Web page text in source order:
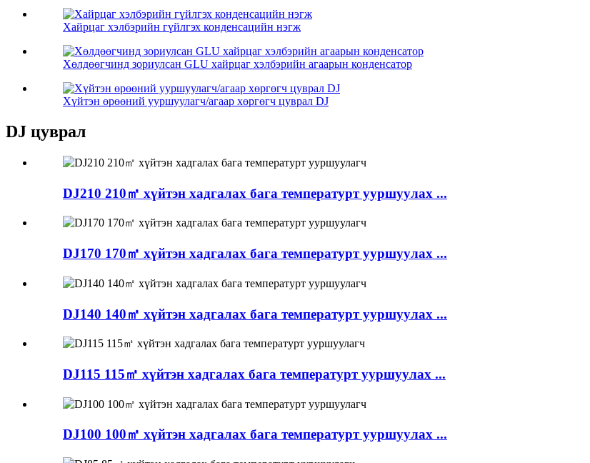
Хайрцаг хэлбэрийн гүйлгэх конденсацийн нэгж
Хөлдөөгчинд зориулсан GLU хайрцаг хэлбэрийн агаарын конденсатор
Хүйтэн өрөөний ууршуулагч/агаар хөргөгч цуврал DJ
DJ цуврал
DJ210 210㎡ хүйтэн хадгалах бага температурт ууршуулах ...
DJ170 170㎡ хүйтэн хадгалах бага температурт ууршуулах ...
DJ140 140㎡ хүйтэн хадгалах бага температурт ууршуулах ...
DJ115 115㎡ хүйтэн хадгалах бага температурт ууршуулах ...
DJ100 100㎡ хүйтэн хадгалах бага температурт ууршуулах ...